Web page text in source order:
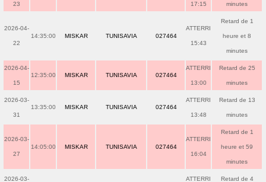
23 17:15 minutes
2026-04-
22
14:35:00 MISKAR TUNISAVIA 027464
ATTERRI
15:43
Retard de 1
heure et 8
minutes
2026-04-
15
12:35:00 MISKAR TUNISAVIA 027464
ATTERRI
13:00
Retard de 25
minutes
2026-03-
31
13:35:00 MISKAR TUNISAVIA 027464
ATTERRI
13:48
Retard de 13
minutes
2026-03-
27
14:05:00 MISKAR TUNISAVIA 027464
ATTERRI
16:04
Retard de 1
heure et 59
minutes
2026-03- ATTERRI Retard de 4